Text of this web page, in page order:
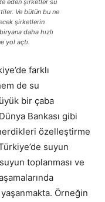
eden şirketler su
Ve bütün bu ne
şirketlerin
daha hızlı
yol açtı.
farklı
de su
bir çaba
Bankası gibi
özelleştirme
suyun
toplanması ve
Örneğin